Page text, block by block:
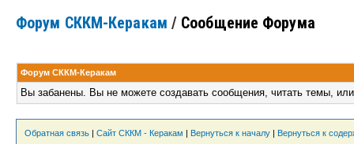
Форум СККМ-Керакам / Сообщение Форума
Форум СККМ-Керакам
Вы забанены. Вы не можете создавать сообщения, читать темы,
Обратная связь | Сайт СККМ - Керакам | Вернуться к началу | Вернуться к